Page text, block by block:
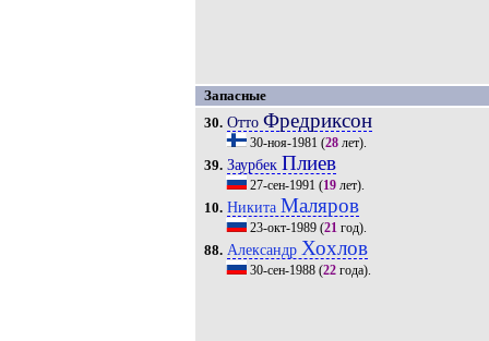
Запасные
30. Отто Фредриксон
30-ноя-1981 (28лет).
39. Заурбек Плиев
27-сен-1991 (19лет).
10. Никита Маляров
23-окт-1989(21год).
88. Александр Хохлов
30-сен-1988(22года).